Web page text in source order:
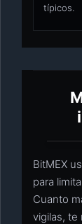
típicos.
BitMEX
para
Cuanto
vigilas, te